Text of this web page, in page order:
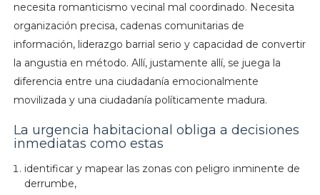
necesita romanticismo vecinal mal coordinado. Necesita
organización precisa, cadenas comunitarias de
información, liderazgo barrial serio y capacidad de convertir
la angustia en método. Allí, justamente allí, se juega la
diferencia entre una ciudadanía emocionalmente
movilizada y una ciudadanía políticamente madura.
La urgencia habitacional obliga a decisiones
inmediatas como estas
identificar y mapear las zonas con peligro inminente de
derrumbe,